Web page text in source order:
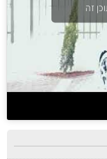
זה